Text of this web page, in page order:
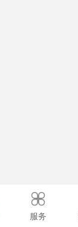
服务